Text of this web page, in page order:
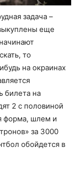
задача –
еще
то
на окраинах
билета на
2 с половиной
форма, шлем и
за 3000
обойдется в